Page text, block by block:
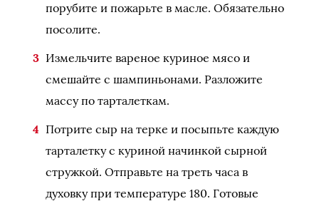
порубите и пожарьте в масле. Обязательно
посолите.
Измельчите вареное куриное мясо и
смешайте с шампиньонами. Разложите
массу по тарталеткам.
Потрите сыр на терке и посыпьте каждую
тарталетку с куриной начинкой сырной
стружкой. Отправьте на треть часа в
духовку при температуре 180. Готовые